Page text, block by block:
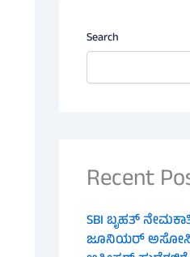
Search
Recent
SBI ಬೃಹತ್
ಜೂನಿಯರ್